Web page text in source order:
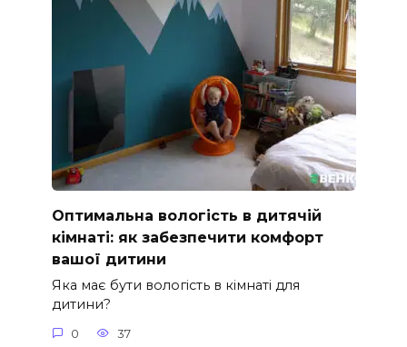
Оптимальна вологість в дитячій
кімнаті: як забезпечити комфорт
вашої дитини
Яка має бути вологість в кімнаті для
дитини?
0 37